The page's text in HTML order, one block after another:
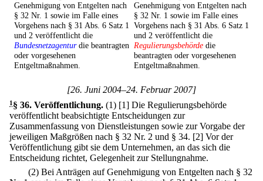
Genehmigung von Entgelten nach
§ 32 Nr. 1 sowie im Falle eines
Vorgehens nach § 31 Abs. 6 Satz 1
und 2 veröffentlicht die
Bundesnetzagenturdie beantragten
oder vorgesehenen
Entgeltmaßnahmen.
Genehmigung von Entgelten nach
§ 32 Nr. 1 sowie im Falle eines
Vorgehens nach § 31 Abs. 6 Satz 1
und 2 veröffentlicht die
Regulierungsbehörde die
beantragten oder vorgesehenen
Entgeltmaßnahmen.
[26. Juni 2004–24. Februar 2007]
1§ 36. Veröffentlichung. (1) [1] Die Regulierungsbehörde
veröffentlicht beabsichtigte Entscheidungen zur
Zusammenfassung von Dienstleistungen sowie zur Vorgabe der
jeweiligen Maßgrößen nach § 32 Nr. 2 und § 34. [2] Vor der
Veröffentlichung gibt sie dem Unternehmen, an das sich die
Entscheidung richtet, Gelegenheit zur Stellungnahme.
(2) Bei Anträgen auf Genehmigung von Entgelten nach § 32